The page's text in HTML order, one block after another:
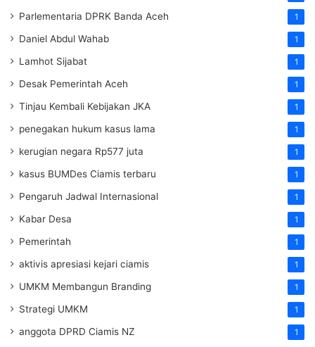
Parlementaria DPRK Banda Aceh 1
Daniel Abdul Wahab 1
Lamhot Sijabat 1
Desak Pemerintah Aceh 1
Tinjau Kembali Kebijakan JKA 1
penegakan hukum kasus lama 1
kerugian negara Rp577 juta 1
kasus BUMDes Ciamis terbaru 1
Pengaruh Jadwal Internasional 1
Kabar Desa 1
Pemerintah 1
aktivis apresiasi kejari ciamis 1
UMKM Membangun Branding 1
Strategi UMKM 1
anggota DPRD Ciamis NZ 1